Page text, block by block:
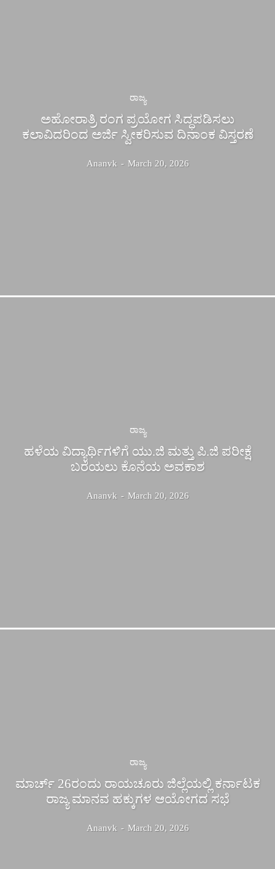
ರಾಜ್ಯ
ಅಹೋರಾತ್ರಿ ರಂಗ ಪ್ರಯೋಗ ಸಿದ್ಧಪಡಿಸಲು
ಕಲಾವಿದರಿಂದ ಅರ್ಜಿ ಸ್ವೀಕರಿಸುವ ದಿನಾಂಕ ವಿಸ್ತರಣೆ
Ananvk - March 20, 2026
ರಾಜ್ಯ
ಹಳೆಯ ವಿದ್ಯಾರ್ಥಿಗಳಿಗೆ ಯು.ಜಿ ಮತ್ತು ಪಿ.ಜಿ ಪರೀಕ್ಷೆ
ಬರೆಯಲು ಕೊನೆಯ ಅವಕಾಶ
Ananvk - March 20, 2026
ರಾಜ್ಯ
ಮಾರ್ಚ್ 26ರಂದು ರಾಯಚೂರು ಜಿಲ್ಲೆಯಲ್ಲಿ ಕರ್ನಾಟಕ
ರಾಜ್ಯ ಮಾನವ ಹಕ್ಕುಗಳ ಆಯೋಗದ ಸಭೆ
Ananvk - March 20, 2026